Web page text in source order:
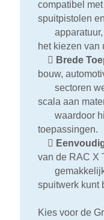
compatibel
spuitpistolen en
apparatuur,
het kiezen van
 Brede
bouw,
sectoren
scala aan
waardoor hij
toepassingen.

van de RAC X
gemakkelijk,
spuitwerk kunt
Kies voor de